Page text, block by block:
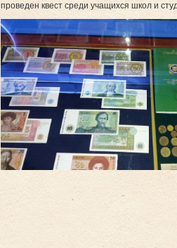
проведен квест среди учащихся школ и